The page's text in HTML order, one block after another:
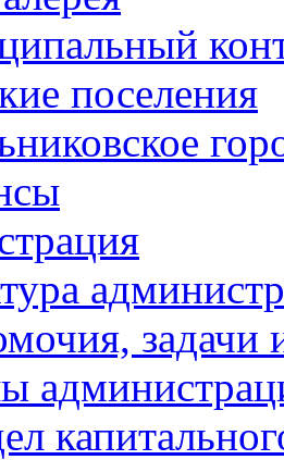
поселения
задачи